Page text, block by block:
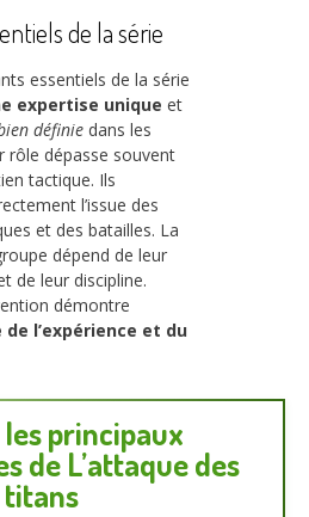
de la série
essentiels de la série
expertise unique et
définie dans les
rôle dépasse souvent
tactique. Ils
l’issue des
et des batailles. La
dépend de leur
de leur discipline.
démontre
de l’expérience et du
les principaux
de L’attaque des
titans